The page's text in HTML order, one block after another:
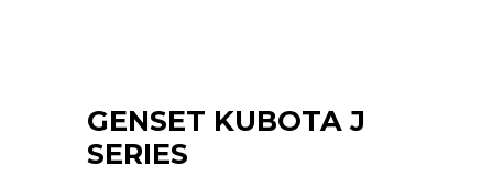
GENSET KUBOTA J
SERIES